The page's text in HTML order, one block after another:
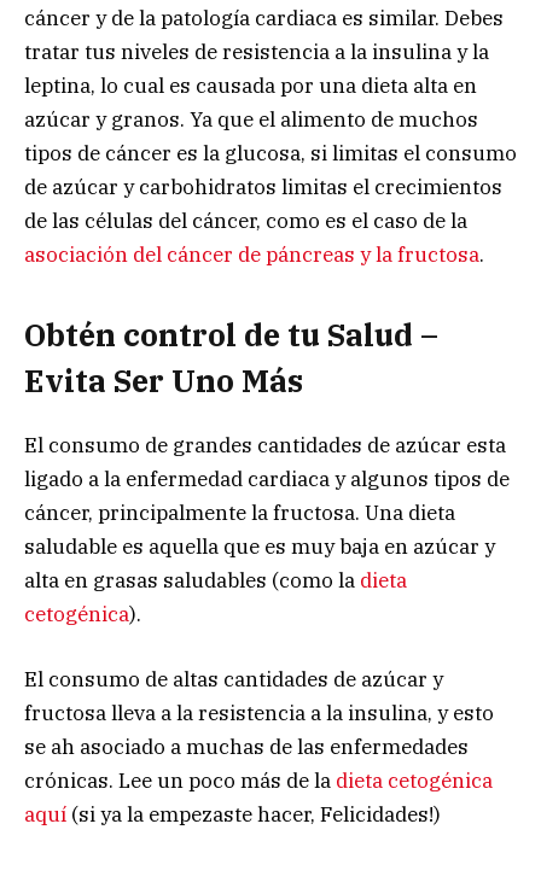
cáncer y de la patología cardiaca es similar. Debes
tratar tus niveles de resistencia a la insulina y la
leptina, lo cual es causada por una dieta alta en
azúcar y granos. Ya que el alimento de muchos
tipos de cáncer es la glucosa, si limitas el consumo
de azúcar y carbohidratos limitas el crecimientos
de las células del cáncer, como es el caso de la
asociación del cáncer de páncreas y la fructosa.
Obtén control de tu Salud –
Evita Ser Uno Más
El consumo de grandes cantidades de azúcar esta
ligado a la enfermedad cardiaca y algunos tipos de
cáncer, principalmente la fructosa. Una dieta
saludable es aquella que es muy baja en azúcar y
alta en grasas saludables (como la dieta
cetogénica).
El consumo de altas cantidades de azúcar y
fructosa lleva a la resistencia a la insulina, y esto
se ah asociado a muchas de las enfermedades
crónicas. Lee un poco más de la dieta cetogénica
aquí (si ya la empezaste hacer, Felicidades!)